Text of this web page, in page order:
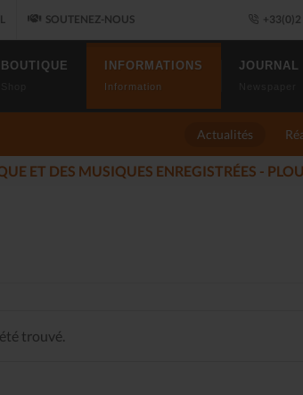
SOUTENEZ-NOUS
BOUTIQUE INFORMATIONS
Information
JOURNAL
Actualités
FONT SALON, LE PROGRAMME (2025-11-14)
trouvé.